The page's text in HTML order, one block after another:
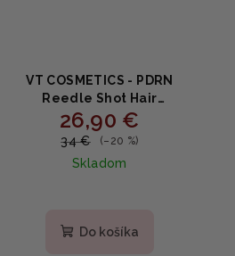
VT COSMETICS - PDRN
Reedle Shot Hair
Ampoule 300dL - Ampula
pre hustejšie a silnejšie
vlasy 15ml
26,90 €
34 € (–20 %)
Skladom
Do košíka